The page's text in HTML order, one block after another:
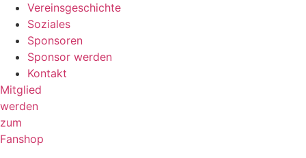
Vereinsgeschichte
Soziales
Sponsoren
Sponsor werden
Kontakt
Mitglied
werden
zum
Fanshop